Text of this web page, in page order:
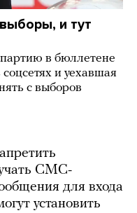
и тут
в бюллетене
и уехавшая
с выборов
СМС-
для входа
установить